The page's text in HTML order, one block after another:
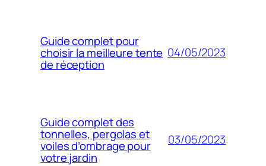
Guide complet pour
choisir la meilleure tente
de réception
04/05/2023
Guide complet des
tonnelles, pergolas et
voiles d’ombrage pour
votre jardin
03/05/2023